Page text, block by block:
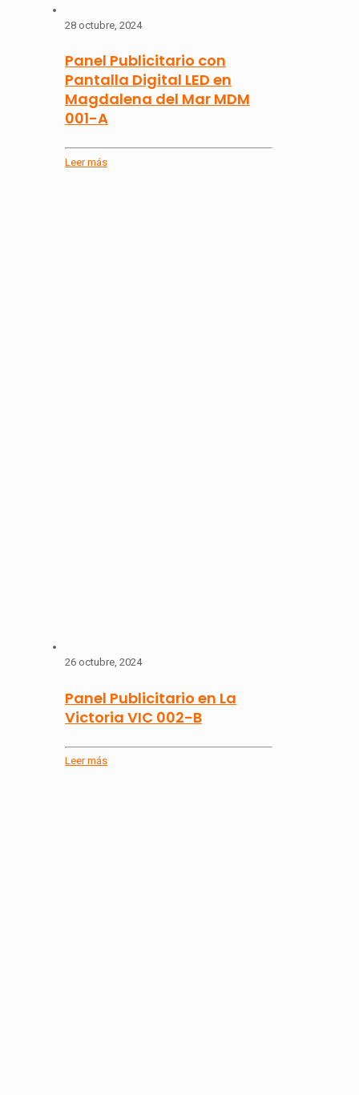
28 octubre, 2024
Panel Publicitario con
Pantalla Digital LED en
Magdalena del Mar MDM
001-A
Leer más
26 octubre, 2024
Panel Publicitario en La
Victoria VIC 002-B
Leer más